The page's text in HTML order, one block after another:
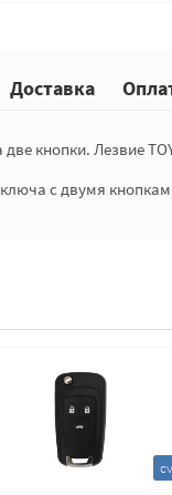
Доставка
кнопки. Лезвие
с двумя